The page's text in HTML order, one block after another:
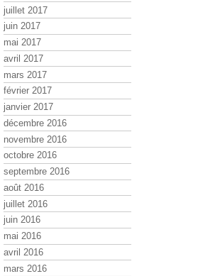
juillet 2017
juin 2017
mai 2017
avril 2017
mars 2017
février 2017
janvier 2017
décembre 2016
novembre 2016
octobre 2016
septembre 2016
août 2016
juillet 2016
juin 2016
mai 2016
avril 2016
mars 2016